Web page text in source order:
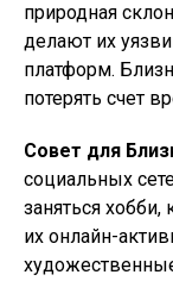
природная
делают их
платформ.
потерять счет
Совет для
социальных
заняться хобби,
их онлайн-